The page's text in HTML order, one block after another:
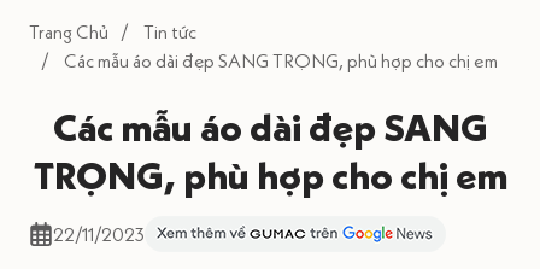
Trang Chủ
Tin tức
Các mẫu áo dài đẹp SANG TRỌNG, phù hợp cho chị em
Các mẫu áo dài đẹp SANG
TRỌNG, phù hợp cho chị em
22/11/2023